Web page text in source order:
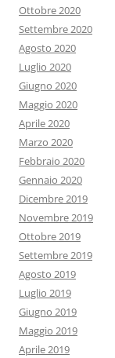
Ottobre 2020
Settembre 2020
Agosto 2020
Luglio 2020
Giugno 2020
Maggio 2020
Aprile 2020
Marzo 2020
Febbraio 2020
Gennaio 2020
Dicembre 2019
Novembre 2019
Ottobre 2019
Settembre 2019
Agosto 2019
Luglio 2019
Giugno 2019
Maggio 2019
Aprile 2019